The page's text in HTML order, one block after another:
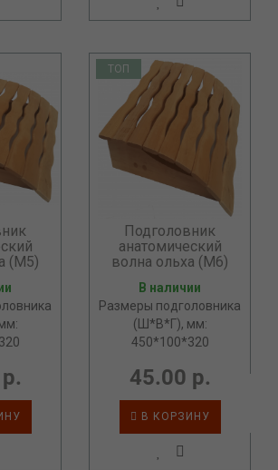
(М5)
ТОП
Подголовник
анатомический
волна ольха (М6)
В наличии
Размеры подголовника
(Ш*В*Г), мм:
450*100*320
45.00 р.
В КОРЗИНУ